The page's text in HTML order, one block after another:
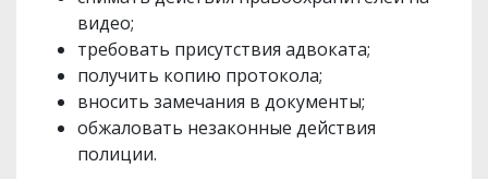
видео;
требовать присутствия адвоката;
получить копию протокола;
вносить замечания в документы;
обжаловать незаконные действия
полиции.